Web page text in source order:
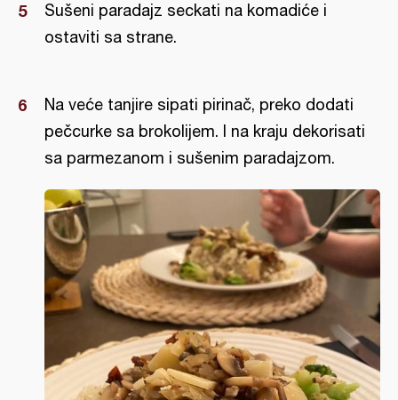
Sušeni paradajz seckati na komadiće i
ostaviti sa strane.
Na veće tanjire sipati pirinač, preko dodati
pečcurke sa brokolijem. I na kraju dekorisati
sa parmezanom i sušenim paradajzom.